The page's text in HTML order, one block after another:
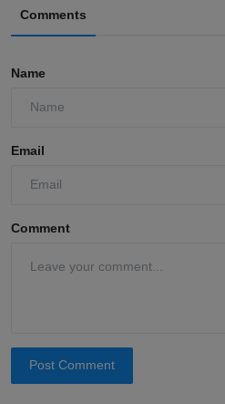
Comments
Name
Email
Comment
Post Comment